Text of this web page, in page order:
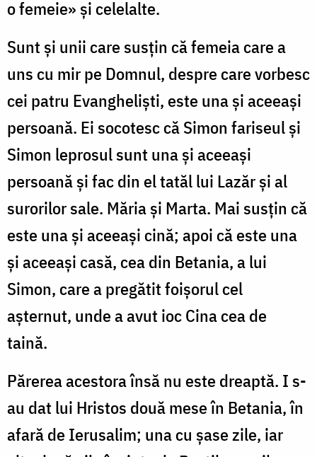
o femeie» și celelalte.
Sunt și unii care susțin că femeia care a
uns cu mir pe Domnul, despre care vorbesc
cei patru Evangheliști, este una și aceeași
persoană. Ei socotesc că Simon fariseul și
Simon leprosul sunt una și aceeași
persoană și fac din el tatăl lui Lazăr și al
surorilor sale. Măria și Marta. Mai susțin că
este una și aceeași cină; apoi că este una
și aceeași casă, cea din Betania, a lui
Simon, care a pregătit foișorul cel
așternut, unde a avut ioc Cina cea de
taină.
Părerea acestora însă nu este dreaptă. I s-
au dat lui Hristos două mese în Betania, în
afară de Ierusalim; una cu șase zile, iar